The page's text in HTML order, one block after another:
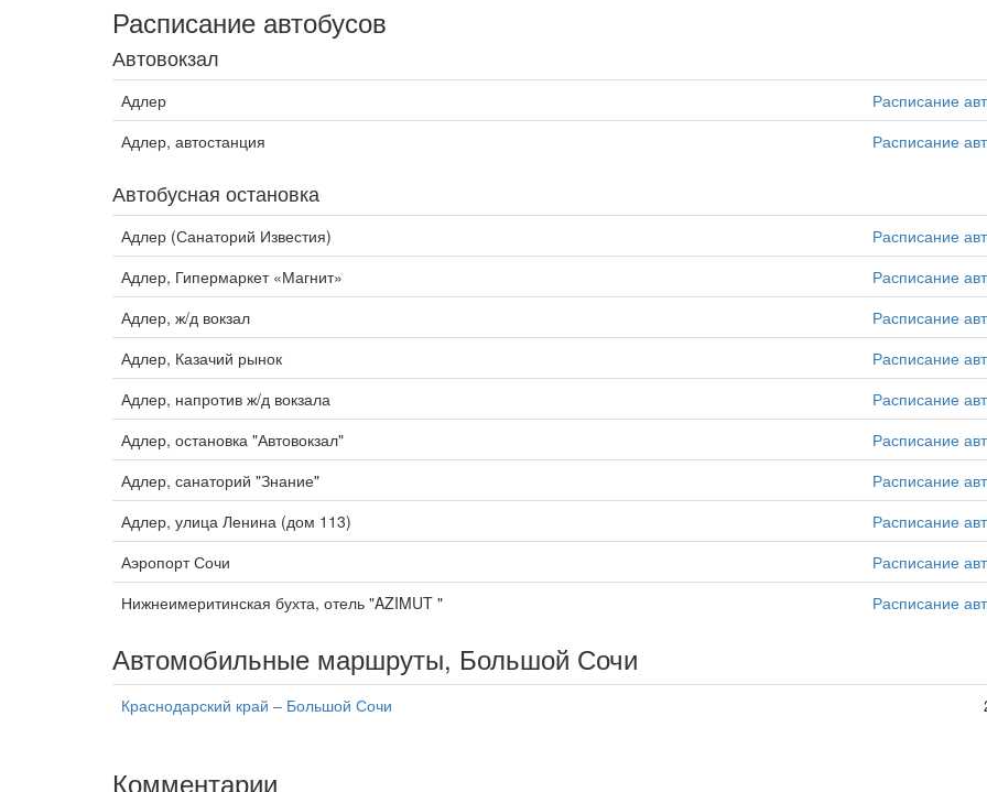
Расписание автобусов
Автовокзал
Адлер
Расписание
Адлер, автостанция
Расписание
Автобусная остановка
Адлер (Санаторий Известия)
Расписание
Адлер, Гипермаркет «Магнит»
Расписание
Адлер, ж/д вокзал
Расписание
Адлер, Казачий рынок
Расписание
Адлер, напротив ж/д вокзала
Расписание
Адлер, остановка "Автовокзал"
Расписание
Адлер, санаторий "Знание"
Расписание
Адлер, улица Ленина (дом 113)
Расписание
Аэропорт Сочи
Расписание
Нижнеимеритинская бухта, отель "AZIMUT "
Расписание
Автомобильные маршруты, Большой Сочи
Краснодарский край – Большой Сочи
Комментарии